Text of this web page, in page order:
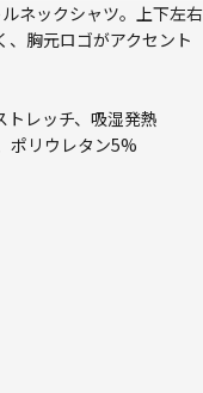
ネックシャツ。上下左右
胸元ロゴがアクセント
レッチ、吸湿発熱
ポリウレタン5%